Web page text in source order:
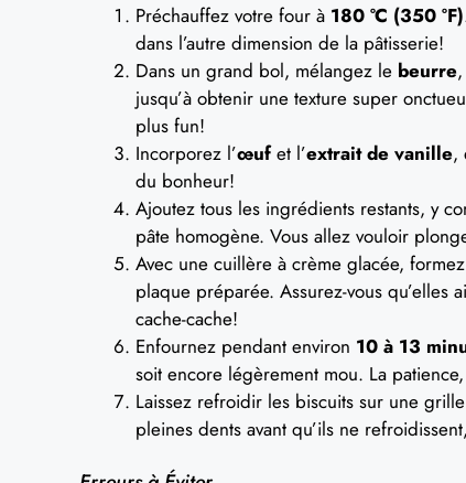
Préchauffez votre four à 180 °C (350 °F)
dans l’autre dimension de la pâtisserie!
Dans un grand bol, mélangez le beurre
jusqu’à obtenir une texture super
plus fun!
Incorporez l’œufet l’extrait de vanille,
du bonheur!
Ajoutez tous les ingrédients restants, y
pâte homogène. Vous allez vouloir
Avec une cuillère à crème glacée, formez
plaque préparée. Assurez-vous qu’elles
cache-cache!
Enfournez pendant environ 10 à 13
soit encore légèrement mou. La
Laissez refroidir les biscuits sur une
pleines dents avant qu’ils ne